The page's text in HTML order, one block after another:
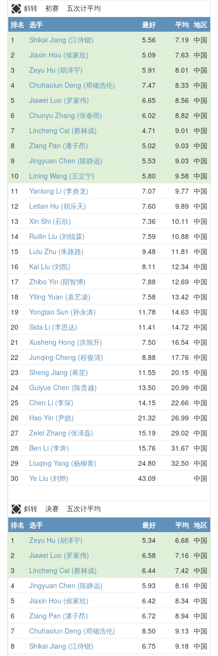
斜转 初赛 五次计平均
排名 选手 最好 平均 地区
1
Shikai Jiang (江侍锴) 5.56 7.19 中国
2
Jiaxin Hou (侯家欣) 5.09 7.63 中国
3
Zeyu Hu (胡泽宇) 5.91 8.01
中国
4
Chuhaolun Deng (邓储浩伦) 7.47 8.33 中国
5
Jiawei Luo (罗家伟) 6.65 8.56 中国
6
Chunyu Zhang (张春雨) 6.02 8.82 中国
7
Lincheng Cai (蔡林成) 4.71 9.01
中国
8
Ziang Pan (潘子昂) 5.02 9.03 中国
9
Jingyuan Chen (陈静远) 5.53 9.03 中国
10
Lining Wang (王立宁) 5.80 9.58 中国
11
Yanlong Li (李炎龙) 7.07 9.77 中国
12
Letian Hu (胡乐天) 7.60 9.89 中国
13
Xin Shi (石欣) 7.36 10.11
中国
14
Ruilin Liu (刘锐霖) 7.59 10.88 中国
15
Lulu Zhu (朱路路) 9.48 11.81
中国
16
Kai Liu (刘凯) 8.11 12.34 中国
17
Zhibo Yin (阴智博) 7.88 12.69 中国
18
Yiling Yuan (袁艺凌) 7.58 13.42 中国
19
Yongtao Sun (孙永涛) 11.78 14.63 中国
20
Sida Li (李思达) 11.41 14.72 中国
21
Xusheng Hong (洪旭升) 7.50 16.54 中国
22
Junqing Cheng (程俊清) 8.88 17.76 中国
23
Sheng Jiang (蒋笙) 11.55 20.15 中国
24
Guiyue Chen (陈贵越) 13.50 20.99 中国
25
Chen Li (李琛) 14.15 22.66 中国
26
Hao Yin (尹皓) 21.32 26.99 中国
27
Zelei Zhang (张泽磊) 15.19 29.02 中国
28
Ben Li (李奔) 15.76 31.67 中国
29
Liuqing Yang (杨柳青) 24.80 32.50 中国
30
Ye Liu (刘烨) 43.09 中国
斜转 决赛 五次计平均
排名 选手 最好 平均 地区
1
Zeyu Hu (胡泽宇) 5.34 6.68 中国
2
Jiawei Luo (罗家伟) 6.58 7.16 中国
3
Lincheng Cai (蔡林成) 6.44 7.42 中国
4
Jingyuan Chen (陈静远) 5.93 8.16 中国
5
Jiaxin Hou (侯家欣) 6.42 8.34 中国
6
Ziang Pan (潘子昂) 6.72 8.94 中国
7
Chuhaolun Deng (邓储浩伦) 8.50 9.13 中国
8
Shikai Jiang (江侍锴) 6.75 9.18 中国